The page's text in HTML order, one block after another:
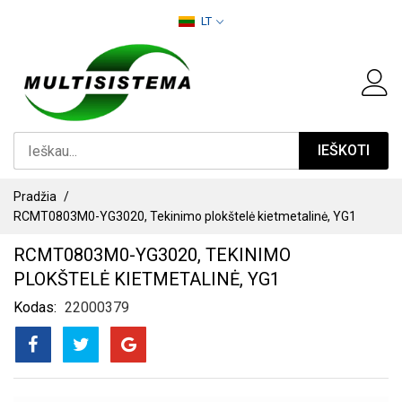
LT
IEŠKOTI
Pradžia
RCMT0803M0-YG3020, Tekinimo plokštelė kietmetalinė, YG1
RCMT0803M0-YG3020, TEKINIMO
PLOKŠTELĖ KIETMETALINĖ, YG1
Kodas 22000379